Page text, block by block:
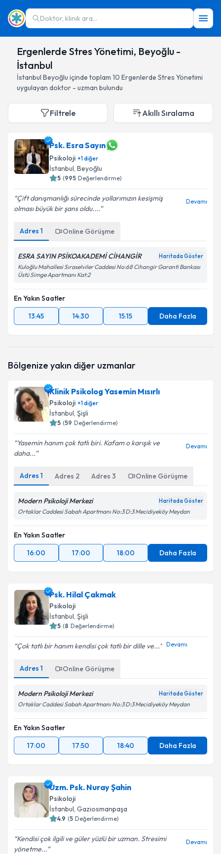
Doktor, klinik ara...
Ergenlerde Stres Yönetimi, Beyoğlu -
İstanbul
İstanbul Beyoğlu içinde toplam 10 Ergenlerde Stres Yönetimi
uygulayan doktor - uzman bulundu
Filtrele Akıllı Sıralama
Psk. Esra Sayın
Psikoloji +1diğer
İstanbul, Beyoğlu
5 (995 Değerlendirme)
Çift danışmanlığı sürecinde yollarımızın kesişmiş
olması büyük bir şans oldu....
Devamı
Adres 1 Online Görüşme
ESRA SAYIN PSİKOAKADEMİ CİHANGİR Haritada Göster
Kuloğlu Mahallesi Sıraselviler Caddesi No:68 Cihangir Garanti Bankası
Üstü Simge Apartmanı Kat:2
En Yakın Saatler
13:45
14:30 15:15 Daha Fazla
Bölgenize yakın diğer uzmanlar
Klinik Psikolog Yasemin Mısırlı
Psikoloji +1diğer
İstanbul, Şişli
5 (59 Değerlendirme)
Yasemin hanım çok tatlı biri. Kafam o karışık ve
daha...
Devamı
Adres 1 Adres 2 Adres 3 Online Görüşme
Modern Psikoloji Merkezi Haritada Göster
Ortaklar Caddesi Sabah Apartmanı No:3 D:3 Mecidiyeköy Meydan
En Yakın Saatler
16:00
17:00 18:00 Daha Fazla
Psk. Hilal Çakmak
Psikoloji
İstanbul, Şişli
5 (8 Değerlendirme)
Çok tatlı bir hanım kendisi çok tatlı bir dille ve... Devamı
Adres 1 Online Görüşme
Modern Psikoloji Merkezi Haritada Göster
Ortaklar Caddesi Sabah Apartmanı No:3 D:3 Mecidiyeköy Meydan
En Yakın Saatler
17:00
17:50 18:40 Daha Fazla
Uzm. Psk. Nuray Şahin
Psikoloji
İstanbul, Gaziosmanpaşa
4.9 (5 Değerlendirme)
Kendisi çok ilgili ve güler yüzlü bir uzman. Stresimi
yönetme...
Devamı